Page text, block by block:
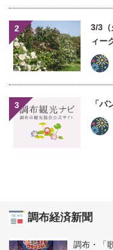
2
3/3（
ィー
3 「パ
調布経済新聞
調布・「